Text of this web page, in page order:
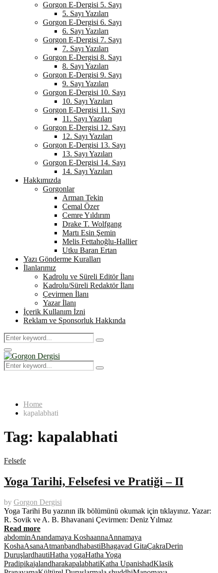
Gorgon E-Dergisi 5. Sayı
5. Sayı Yazıları
Gorgon E-Dergisi 6. Sayı
6. Sayı Yazıları
Gorgon E-Dergisi 7. Sayı
7. Sayı Yazıları
Gorgon E-Dergisi 8. Sayı
8. Sayı Yazıları
Gorgon E-Dergisi 9. Sayı
9. Sayı Yazıları
Gorgon E-Dergisi 10. Sayı
10. Sayı Yazıları
Gorgon E-Dergisi 11. Sayı
11. Sayı Yazıları
Gorgon E-Dergisi 12. Sayı
12. Sayı Yazıları
Gorgon E-Dergisi 13. Sayı
13. Sayı Yazıları
Gorgon E-Dergisi 14. Sayı
14. Sayı Yazıları
Hakkımızda
Gorgonlar
Arman Tekin
Cemal Özer
Cemre Yıldırım
Drake T. Wolfgang
Martı Esin Şemin
Melis Fettahoğlu-Hallier
Utku Baran Ertan
Yazı Gönderme Kuralları
İlanlarımız
Kadrolu ve Süreli Editör İlanı
Kadrolu/Süreli Redaktör İlanı
Çevirmen İlanı
Yazar İlanı
İçerik Kullanım İzni
Reklam ve Sponsorluk Hakkında
Search
for:
Search
Primary
Menu
Search
for:
Search
Home
kapalabhati
Tag: kapalabhati
Felsefe
Yoga Tarihi, Felsefesi ve Pratiği – II
by Gorgon Dergisi
Yoga Tarihi Bu yazının ilk bölümünü okumak için tıklayınız. Yazar:
R. Sovik ve A. B. Bhavanani Çevirmen: Deniz Yılmaz
Read more
abdominAnandamaya KoshaannaAnnamaya
KoshaAsanaAtmanbandhabastiBhagavad GitaÇakraDerin
DuruşlardhautiHatha yogaHatha Yoga
PradipikajalandharakapalabhatiKatha UpanishadKlasik